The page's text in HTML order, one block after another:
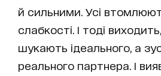
й сильними. Усі
слабкості. І тоді
шукають ідеального, а
реального партнера. І